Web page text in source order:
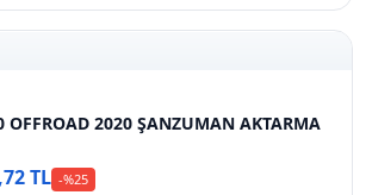
OFFROAD 2020 ŞANZUMAN AKTARMA
TL -%25